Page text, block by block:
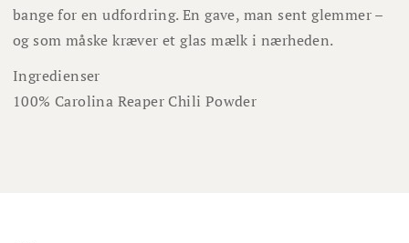
bange for en udfordring. En gave, man sent glemmer –
og som måske kræver et glas mælk i nærheden.
Ingredienser
100% Carolina Reaper Chili Powder